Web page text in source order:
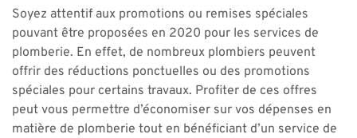
Soyez attentif aux promotions ou remises spéciales
pouvant être proposées en 2020 pour les services de
plomberie. En effet, de nombreux plombiers peuvent
offrir des réductions ponctuelles ou des promotions
spéciales pour certains travaux. Profiter de ces offres
peut vous permettre d’économiser sur vos dépenses en
matière de plomberie tout en bénéficiant d’un service de